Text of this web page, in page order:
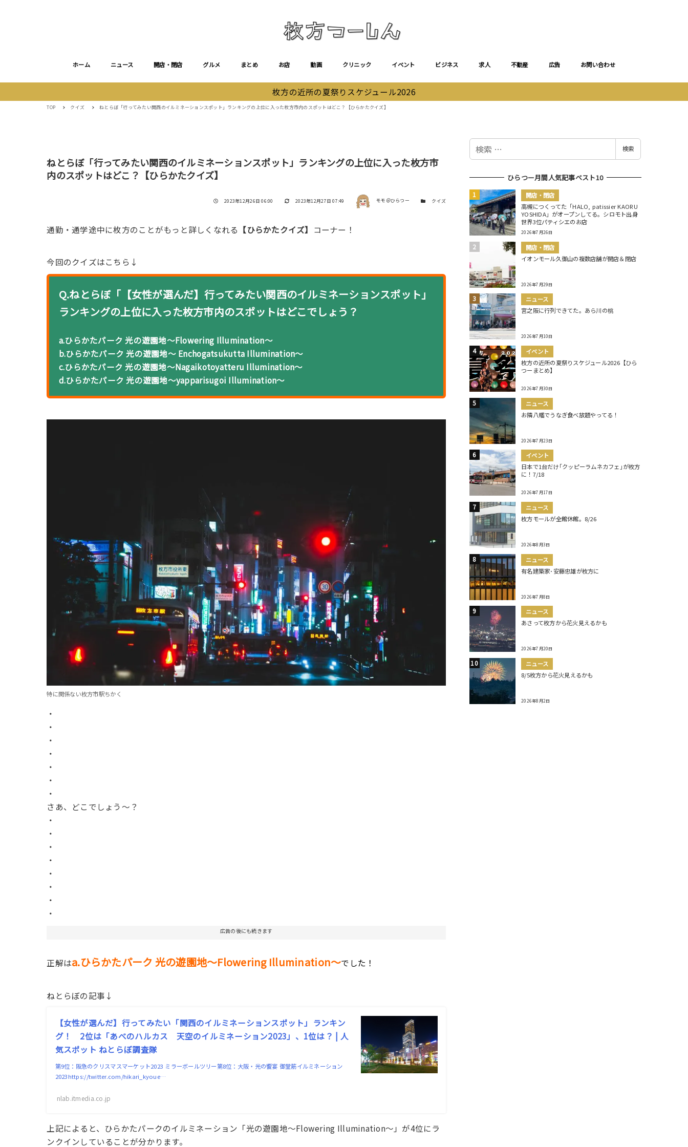
ホーム ニュース 開店・閉店 グルメ まとめ お店 動画 クリニック イベント ビジネス 求人 不動産 広告 お問い合わせ
枚方の近所の夏祭りスケジュール2026
TOP クイズ ねとらぼ「行ってみたい関西のイルミネーションスポット」ランキングの上位に入った枚方市内のスポットはどこ？【ひらかたクイズ】
ねとらぼ「行ってみたい関西のイルミネーションスポット」ランキングの上位に入った枚方市
内のスポットはどこ？【ひらかたクイズ】
投稿日
2023年12月26日 06:00 更新日
2023年12月27日 07:49 著者 モモ＠ひらつー カテゴリー
クイズ
通勤・通学途中に枚方のことがもっと詳しくなれる 【ひらかたクイズ】 コーナー！
今回のクイズはこちら↓
Q.ねとらぼ「【女性が選んだ】行ってみたい関西のイルミネーションスポット」
ランキングの上位に入った枚方市内のスポットはどこでしょう？
a.ひらかたパーク 光の遊園地～Flowering Illumination～
b.ひらかたパーク 光の遊園地～ Enchogatsukutta Illumination～
c.ひらかたパーク 光の遊園地～Nagaikotoyatteru Illumination～
d.ひらかたパーク 光の遊園地～yapparisugoi Illumination～
特に関係ない枚方市駅ちかく
・
・
・
・
・
・
・
さあ、どこでしょう〜？
・
・
・
・
・
・
・
・
広告の後にも続きます
正解はa.ひらかたパーク 光の遊園地～Flowering Illumination～でした！
ねとらぼの記事↓
【女性が選んだ】行ってみたい「関西のイルミネーションスポット」ランキン
グ！ 2位は「あべのハルカス 天空のイルミネーション2023」、1位は？ | 人
気スポット ねとらぼ調査隊
第9位：阪急のクリスマスマーケット2023 ミラーボールツリー第8位：大阪・光の饗宴 御堂筋イルミネーション
2023https://twitter.com/hikari_kyoue…
nlab.itmedia.co.jp
上記によると、ひらかたパークのイルミネーション「光の遊園地～Flowering Illumination～」が4位にラ
ンクインしていることが分かります。
検
検索
ひらつー月間人気記事ベスト10
開店・閉店
高槻につくってた「HALO, patissier KAORU
YOSHIDA」がオープンしてる。シロモト出身
世界3位パティシエのお店
2026年7月26日
開店・閉店
イオンモール久御山の複数店舗が開店＆閉店
2026年7月29日
ニュース
宮之阪に行列できてた。あら川の桃
2026年7月10日
イベント
枚方の近所の夏祭りスケジュール2026【ひら
つーまとめ】
2026年7月30日
ニュース
お隣八幡でうなぎ食べ放題やってる！
2026年7月23日
イベント
日本で1台だけ｢クッピーラムネカフェ｣が枚方
に！7/18
2026年7月17日
ニュース
枚方モールが全館休館。8/26
2026年8月3日
ニュース
有名建築家･安藤忠雄が枚方に
2026年7月8日
ニュース
あさって枚方から花火見えるかも
2026年7月20日
ニュース
8/5枚方から花火見えるかも
2026年8月2日